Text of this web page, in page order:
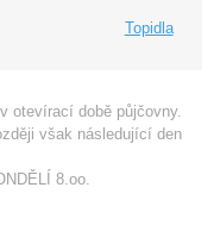
Topidla
otevírací době půjčovny.
však následující den
8.oo.